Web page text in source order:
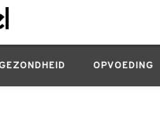
GEZONDHEID OPVOEDING